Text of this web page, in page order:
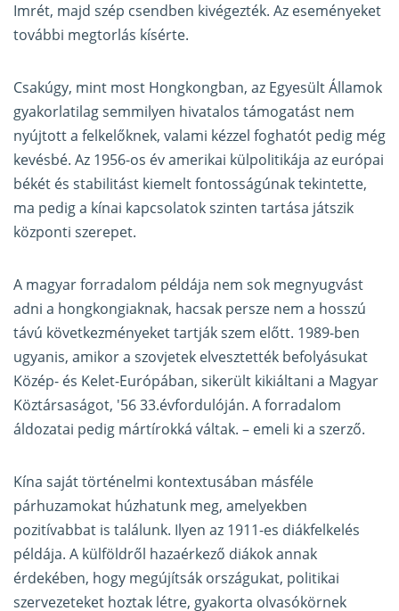
Imrét, majd szép csendben kivégezték. Az eseményeket
további megtorlás kísérte.
Csakúgy, mint most Hongkongban, az Egyesült Államok
gyakorlatilag semmilyen hivatalos támogatást nem
nyújtott a felkelőknek, valami kézzel foghatót pedig még
kevésbé. Az 1956-os év amerikai külpolitikája az európai
békét és stabilitást kiemelt fontosságúnak tekintette,
ma pedig a kínai kapcsolatok szinten tartása játszik
központi szerepet.
A magyar forradalom példája nem sok megnyugvást
adni a hongkongiaknak, hacsak persze nem a hosszú
távú következményeket tartják szem előtt. 1989-ben
ugyanis, amikor a szovjetek elvesztették befolyásukat
Közép- és Kelet-Európában, sikerült kikiáltani a Magyar
Köztársaságot, '56 33.évfordulóján. A forradalom
áldozatai pedig mártírokká váltak. – emeli ki a szerző.
Kína saját történelmi kontextusában másféle
párhuzamokat húzhatunk meg, amelyekben
pozitívabbat is találunk. Ilyen az 1911-es diákfelkelés
példája. A külföldről hazaérkező diákok annak
érdekében, hogy megújítsák országukat, politikai
szervezeteket hoztak létre, gyakorta olvasókörnek